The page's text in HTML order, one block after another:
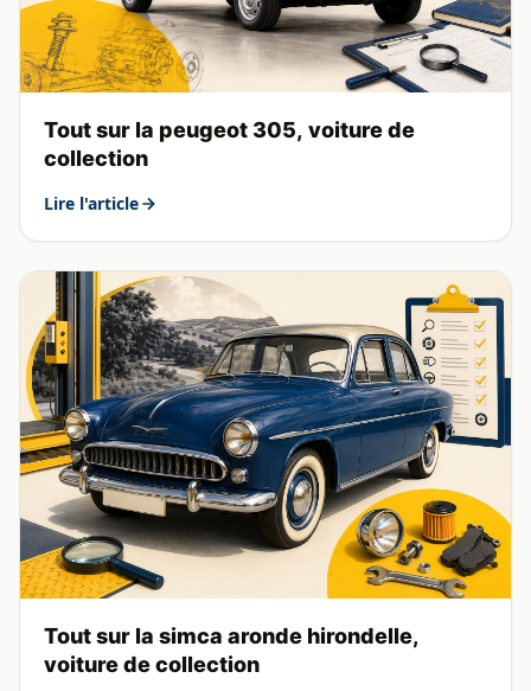
Tout sur la peugeot 305, voiture de
collection
Lire l'article
Tout sur la simca aronde hirondelle,
voiture de collection